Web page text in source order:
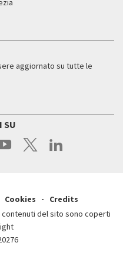
aggiornato su tutte le
SU
Cookies
Credits
contenuti del sito sono coperti